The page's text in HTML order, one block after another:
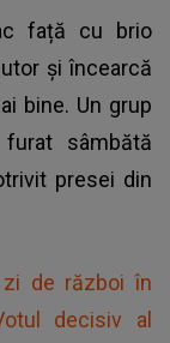
față cu brio
și încearcă
bine. Un grup
sâmbătă
presei din
zi de război în
decisiv al